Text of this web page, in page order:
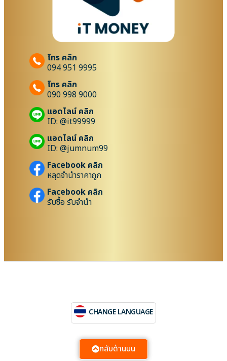
โทร คลิก
094 951 9995
โทร คลิก
090 998 9000
แอดไลน์ คลิก
ID: @it99999
แอดไลน์ คลิก
ID: @jumnum99
Facebook คลิก
หลุดจำนำราคาถูก
Facebook คลิก
รับซื้อ รับจำนำ
CHANGE LANGUAGE
กลับด้านบน